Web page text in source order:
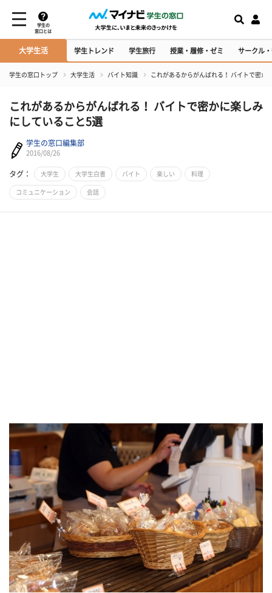
学生の
窓口とは
大学生活 学生トレンド 学生旅行 授業・履修・ゼミ サークル
学生の窓口トップ 大学生活 バイト知識 これがあるからがんばれる！ バイトで密か
これがあるからがんばれる！ バイトで密かに楽しみ
にしていること5選
学生の窓口編集部
2016/08/26
タグ： 大学生 大学生白書 バイト 楽しい 料理
コミュニケーション 会話